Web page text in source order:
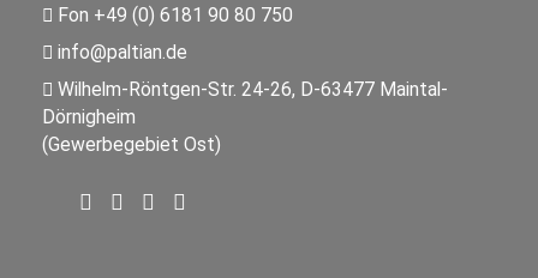
Fon +49 (0) 6181 90 80 750
info@paltian.de
Wilhelm-Röntgen-Str. 24-26, D-63477 Maintal-
Dörnigheim
(Gewerbegebiet Ost)